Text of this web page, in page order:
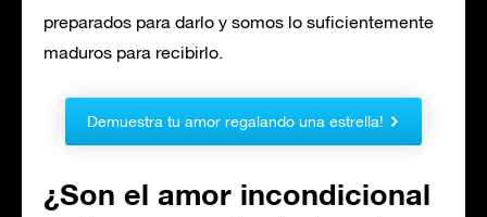
preparados para darlo y somos lo suficientemente
maduros para recibirlo.
Demuestra tu amor regalando una estrella!
¿Son el amor incondicional